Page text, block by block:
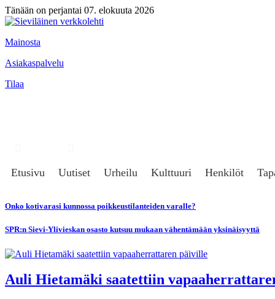
Tänään on perjantai 07. elokuuta 2026
Mainosta
Asiakaspalvelu
Tilaa
Etusivu Uutiset Urheilu Kulttuuri Henkilöt
Onko kotivarasi kunnossa poikkeustilanteiden varalle?
SPR:n Sievi-Ylivieskan osasto kutsuu mukaan vähentämään yksinäisyyttä
Auli Hietamäki saatettiin